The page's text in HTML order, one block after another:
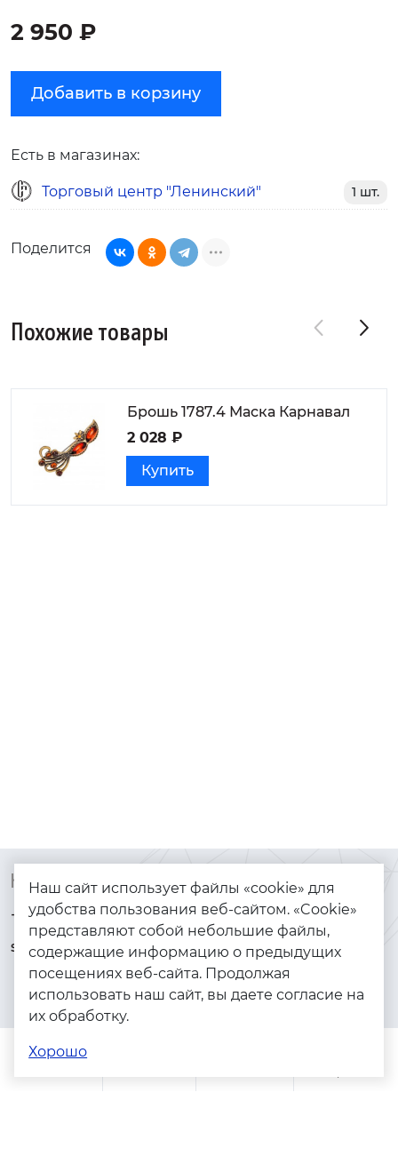
2 950 ₽
Добавить в корзину
Есть в магазинах:
Торговый центр "Ленинский" 1 шт.
Поделится
Похожие товары
Брошь 1787.4 Маска Карнавал
2 028 ₽
Купить
Контакты
+7 (925) 144-64-73
serebryanyye.grani@mail.ru
Каталог
Браслеты
Золото
Серебро
Помощь
Наш сайт использует файлы «cookie» для
удобства пользования веб-сайтом. «Cookie»
представляют собой небольшие файлы,
содержащие информацию о предыдущих
посещениях веб-сайта. Продолжая
использовать наш сайт, вы даете согласие на
их обработку.
Хорошо